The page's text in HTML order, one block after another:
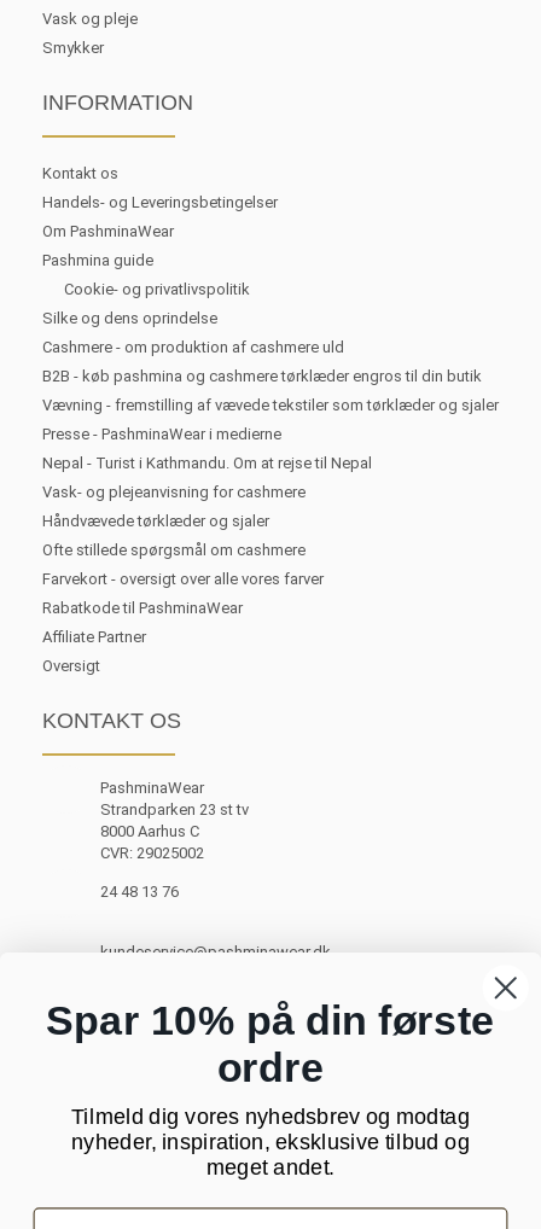
Vask og pleje
Smykker
INFORMATION
Kontakt os
Handels- og Leveringsbetingelser
Om PashminaWear
Pashmina guide
Cookie- og privatlivspolitik
Silke og dens oprindelse
Cashmere - om produktion af cashmere uld
B2B - køb pashmina og cashmere tørklæder engros til din butik
Vævning - fremstilling af vævede tekstiler som tørklæder og sjaler
Presse - PashminaWear i medierne
Nepal - Turist i Kathmandu. Om at rejse til Nepal
Vask- og plejeanvisning for cashmere
Håndvævede tørklæder og sjaler
Ofte stillede spørgsmål om cashmere
Farvekort - oversigt over alle vores farver
Rabatkode til PashminaWear
Affiliate Partner
Oversigt
KONTAKT OS
PashminaWear
Strandparken 23 st tv
8000 Aarhus C
CVR: 29025002
24 48 13 76
kundeservice@pashminawear.dk
Spar 10% på din første
ordre
Tilmeld dig vores nyhedsbrev og modtag
nyheder, inspiration, eksklusive tilbud og
meget andet.